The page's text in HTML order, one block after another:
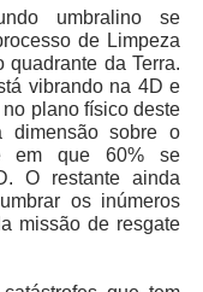
umbralino se
de Limpeza
quadrante da Terra.
vibrando na 4D e
plano físico deste
sobre o
em que 60% se
O restante ainda
os inúmeros
missão de resgate